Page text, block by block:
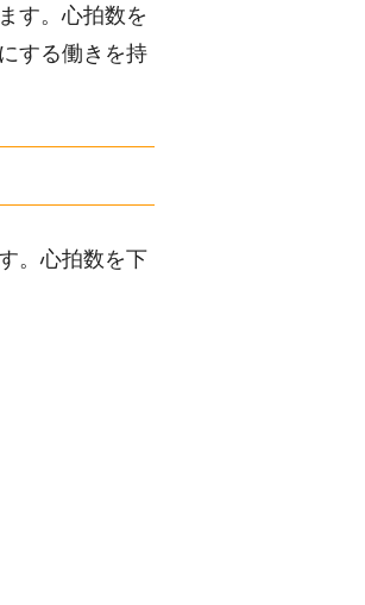
す。心拍数を
する働きを持
。心拍数を下